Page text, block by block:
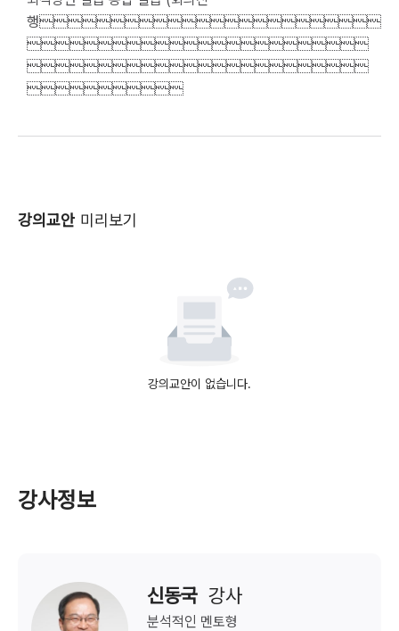
행                        
                        
                        
           
강의교안 미리보기
강의교안이 없습니다.
강사정보
신동국 강사
분석적인 멘토형